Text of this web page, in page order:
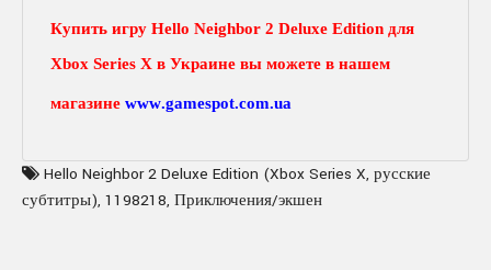
Купить игру Hello Neighbor 2 Deluxe Edition для
Xbox Series X в Украине вы можете в нашем
магазине www.gamespot.com.ua
Hello Neighbor 2 Deluxe Edition (Xbox Series X, русские
субтитры), 1198218, Приключения/экшен